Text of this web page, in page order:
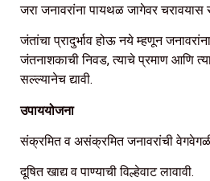
जरा जनावरांना पायथळ जागेवर चरावयास
जंतांचा प्रादुर्भाव होऊ नये म्हणून
जंतनाशकाची निवड, त्याचे प्रमाण आणि
सल्ल्यानेच द्यावी.
उपाययोजना
संक्रमित व असंक्रमित जनावरांची वेगवेगळी
दूषित खाद्य व पाण्याची विल्हेवाट लावावी.